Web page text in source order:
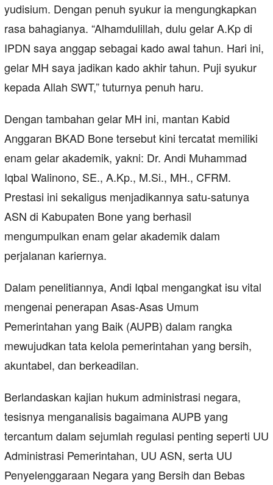
yudisium. Dengan penuh syukur ia mengungkapkan
rasa bahagianya. “Alhamdulillah, dulu gelar A.Kp di
IPDN saya anggap sebagai kado awal tahun. Hari ini,
gelar MH saya jadikan kado akhir tahun. Puji syukur
kepada Allah SWT,” tuturnya penuh haru.
Dengan tambahan gelar MH ini, mantan Kabid
Anggaran BKAD Bone tersebut kini tercatat memiliki
enam gelar akademik, yakni: Dr. Andi Muhammad
Iqbal Walinono, SE., A.Kp., M.Si., MH., CFRM.
Prestasi ini sekaligus menjadikannya satu-satunya
ASN di Kabupaten Bone yang berhasil
mengumpulkan enam gelar akademik dalam
perjalanan kariernya.
Dalam penelitiannya, Andi Iqbal mengangkat isu vital
mengenai penerapan Asas-Asas Umum
Pemerintahan yang Baik (AUPB) dalam rangka
mewujudkan tata kelola pemerintahan yang bersih,
akuntabel, dan berkeadilan.
Berlandaskan kajian hukum administrasi negara,
tesisnya menganalisis bagaimana AUPB yang
tercantum dalam sejumlah regulasi penting seperti UU
Administrasi Pemerintahan, UU ASN, serta UU
Penyelenggaraan Negara yang Bersih dan Bebas